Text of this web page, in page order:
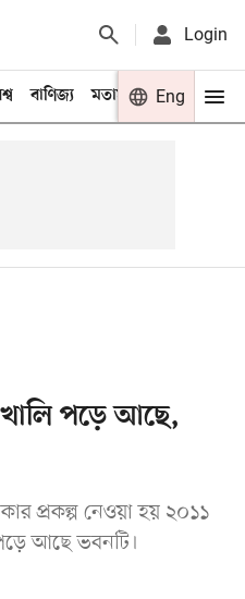
Login
বাণিজ্য মতামত খেলা
Eng
পড়ে আছে,
প্রকল্প নেওয়া হয় ২০১১
আছে ভবনটি।